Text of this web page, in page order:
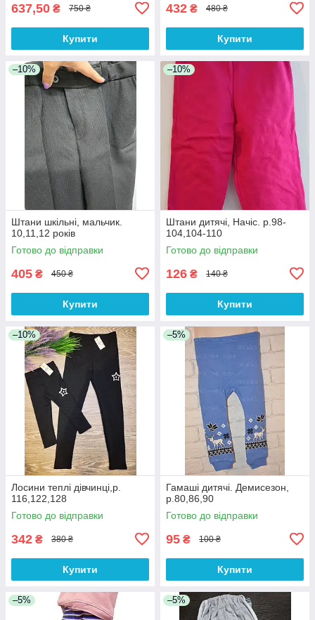
637,50 ₴ 750 ₴
Купити
432 ₴ 480 ₴
Купити
–10%
Штани шкільні, мальчик.
10,11,12 років
Готово до відправки
405 ₴ 450 ₴
Купити
–10%
Штани дитячі, Начіс. р.98-
104,104-110
Готово до відправки
126 ₴ 140 ₴
Купити
–10%
Лосини теплі дівчинці,р.
116,122,128
Готово до відправки
342 ₴ 380 ₴
Купити
–5%
Гамаші дитячі. Демисезон,
р.80,86,90
Готово до відправки
95 ₴ 100 ₴
Купити
–5% –5%